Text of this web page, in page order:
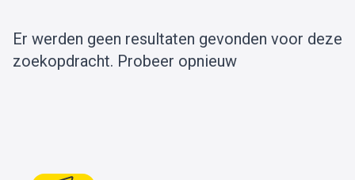
Er werden geen resultaten gevonden voor deze
zoekopdracht. Probeer opnieuw